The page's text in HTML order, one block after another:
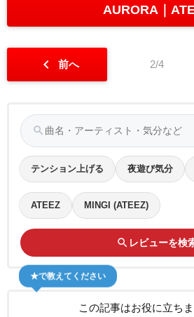
AURORA
chevron_left 前へ 2/4
search
テンション上げる 夜遊び気分
ATEEZ MINGI (ATEEZ)
search レビューを検
この記事はお役に立ち
★で教えてください